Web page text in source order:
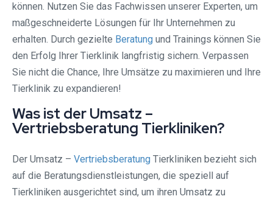
können. Nutzen Sie das Fachwissen unserer Experten, um
maßgeschneiderte Lösungen für Ihr Unternehmen zu
erhalten. Durch gezielte Beratung und Trainings können Sie
den Erfolg Ihrer Tierklinik langfristig sichern. Verpassen
Sie nicht die Chance, Ihre Umsätze zu maximieren und Ihre
Tierklinik zu expandieren!
Was ist der Umsatz –
Vertriebsberatung Tierkliniken?
Der Umsatz – Vertriebsberatung Tierkliniken bezieht sich
auf die Beratungsdienstleistungen, die speziell auf
Tierkliniken ausgerichtet sind, um ihren Umsatz zu